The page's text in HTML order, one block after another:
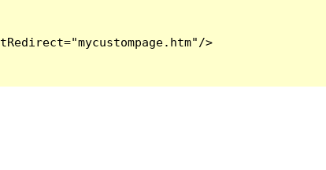
>